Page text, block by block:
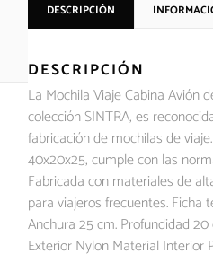
DESCRIPCIÓN
DESCRIPCIÓN
La Mochila Viaje Cabina Avión
colección SINTRA, es
fabricación de mochilas de
40x20x25, cumple con las
Fabricada con materiales de
para viajeros frecuentes. Ficha
Anchura 25 cm. Profundidad
Exterior Nylon Material Interior